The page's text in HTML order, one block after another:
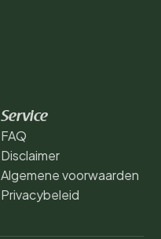
Service
FAQ
Disclaimer
Algemene voorwaarden
Privacybeleid